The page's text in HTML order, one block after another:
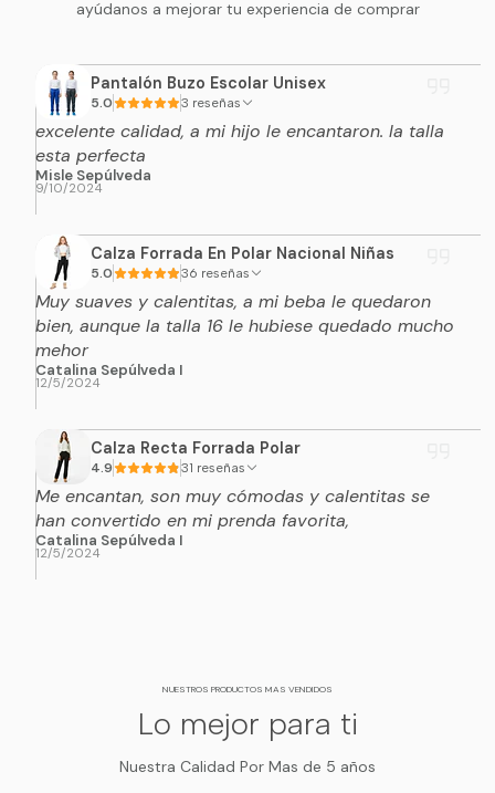
ayúdanos a mejorar tu experiencia de comprar
Pantalón Buzo Escolar Unisex
5.0 3 reseñas
excelente calidad, a mi hijo le encantaron. la talla
esta perfecta
Misle Sepúlveda
9/10/2024
Calza Forrada En Polar Nacional Niñas
5.0 36 reseñas
Muy suaves y calentitas, a mi beba le quedaron
bien, aunque la talla 16 le hubiese quedado mucho
mehor
Catalina Sepúlveda I
12/5/2024
Calza Recta Forrada Polar
4.9 31 reseñas
Me encantan, son muy cómodas y calentitas se
han convertido en mi prenda favorita,
Catalina Sepúlveda I
12/5/2024
NUESTROS PRODUCTOS MAS VENDIDOS
Lo mejor para ti
Nuestra Calidad Por Mas de 5 años